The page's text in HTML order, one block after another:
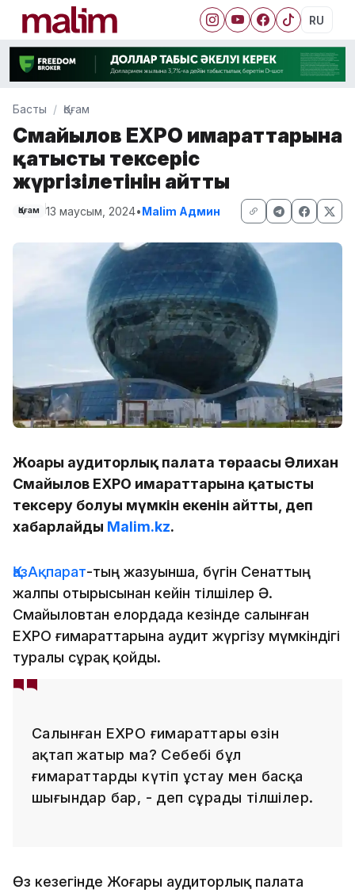
RU
Басты Қоғам
Смайылов EXPO ғимараттарына
қатысты тексеріс
жүргізілетінін айтты
Қоғам 13 маусым, 2024•Malim Админ
Жоғары аудиторлық палата төрағасы Әлихан
Смайылов EXPO ғимараттарына қатысты
тексеру болуы мүмкін екенін айтты, деп
хабарлайды Malim.kz.
ҚазАқпарат-тың жазуынша, бүгін Сенаттың
жалпы отырысынан кейін тілшілер Ә.
Смайыловтан елордада кезінде салынған
EXPO ғимараттарына аудит жүргізу мүмкіндігі
туралы сұрақ қойды.
Салынған EXPO ғимараттары өзін
ақтап жатыр ма? Себебі бұл
ғимараттарды күтіп ұстау мен басқа
шығындар бар, - деп сұрады тілшілер.
Өз кезегінде Жоғары аудиторлық палата